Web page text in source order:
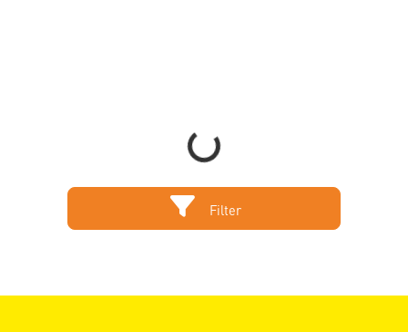
Loading...
Filter